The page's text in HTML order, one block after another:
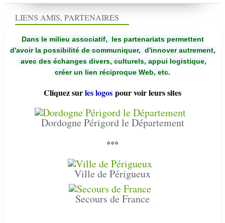
LIENS AMIS, PARTENAIRES
Dans le milieu associatif, les partenariats permettent
d'avoir la possibilité de communiquer, d'innover autrement,
avec des échanges divers, culturels, appui logistique,
créer un lien réciproque Web, etc.
Cliquez surles logos pour voir leurs sites
Dordogne Périgord le Département
***
Ville de Périgueux
Secours de France